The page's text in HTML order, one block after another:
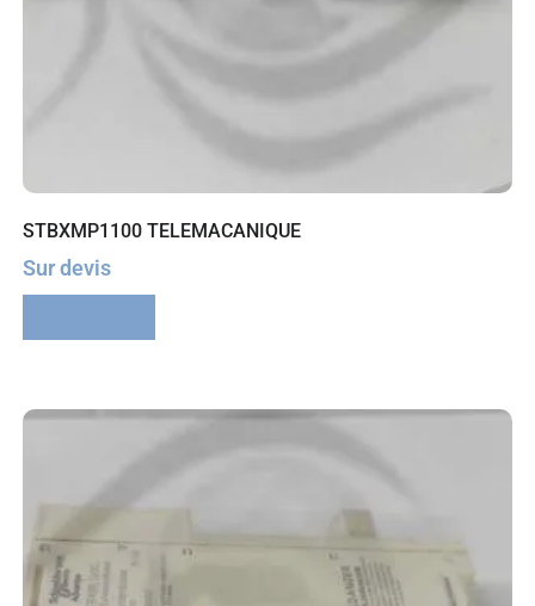
STBXMP1100 TELEMACANIQUE
Sur devis